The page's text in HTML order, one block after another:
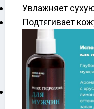
Увлажняет
Подтягивает